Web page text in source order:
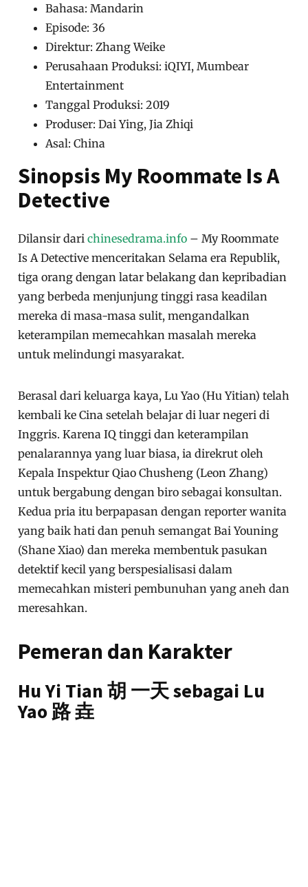
Bahasa: Mandarin
Episode: 36
Direktur: Zhang Weike
Perusahaan Produksi: iQIYI, Mumbear
Entertainment
Tanggal Produksi: 2019
Produser: Dai Ying, Jia Zhiqi
Asal: China
Sinopsis My Roommate Is A
Detective
Dilansir darichinesedrama.info – My Roommate
Is A Detective menceritakan Selama era Republik,
tiga orang dengan latar belakang dan kepribadian
yang berbeda menjunjung tinggi rasa keadilan
mereka di masa-masa sulit, mengandalkan
keterampilan memecahkan masalah mereka
untuk melindungi masyarakat.
Berasal dari keluarga kaya, Lu Yao (Hu Yitian) telah
kembali ke Cina setelah belajar di luar negeri di
Inggris. Karena IQ tinggi dan keterampilan
penalarannya yang luar biasa, ia direkrut oleh
Kepala Inspektur Qiao Chusheng (Leon Zhang)
untuk bergabung dengan biro sebagai konsultan.
Kedua pria itu berpapasan dengan reporter wanita
yang baik hati dan penuh semangat Bai Youning
(Shane Xiao) dan mereka membentuk pasukan
detektif kecil yang berspesialisasi dalam
memecahkan misteri pembunuhan yang aneh dan
meresahkan.
Pemeran dan Karakter
Hu Yi Tian 胡 一天 sebagai Lu
Yao 路 垚